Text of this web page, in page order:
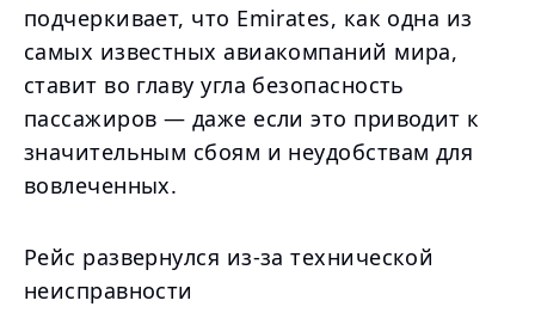
подчеркивает, что Emirates, как одна из
самых известных авиакомпаний мира,
ставит во главу угла безопасность
пассажиров — даже если это приводит к
значительным сбоям и неудобствам для
вовлеченных.
Рейс развернулся из-за технической
неисправности